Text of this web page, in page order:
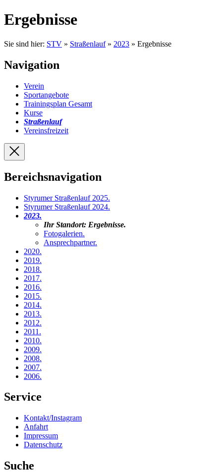
Ergebnisse
Sie sind hier: STV » Straßenlauf» 2023 » Ergebnisse
Navigation
Verein
Sportangebote
Trainingsplan Gesamt
Kurse
Straßenlauf
Vereinsfreizeit
Bereichsnavigation
Styrumer Straßenlauf 2025.
Styrumer Straßenlauf 2024.
2023.
Ihr Standort: Ergebnisse.
Fotogalerien.
Ansprechpartner.
2020.
2019.
2018.
2017.
2016.
2015.
2014.
2013.
2012.
2011 .
2010.
2009.
2008.
2007.
2006.
Service
Kontakt/Instagram
Anfahrt
Impressum
Datenschutz
Suche